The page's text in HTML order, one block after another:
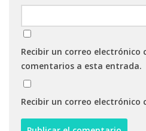
Recibir un correo electrónico
comentarios a esta entrada.
Recibir un correo electrónico